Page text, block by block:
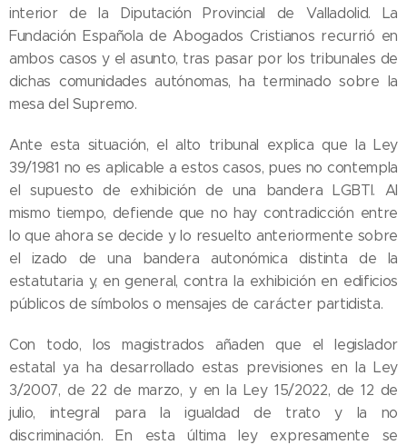
interior de la Diputación Provincial de Valladolid. La
Fundación Española de Abogados Cristianos recurrió en
ambos casos y el asunto, tras pasar por los tribunales de
dichas comunidades autónomas, ha terminado sobre la
mesa del Supremo.
Ante esta situación, el alto tribunal explica que la Ley
39/1981 no es aplicable a estos casos, pues no contempla
el supuesto de exhibición de una bandera LGBTI. Al
mismo tiempo, defiende que no hay contradicción entre
lo que ahora se decide y lo resuelto anteriormente sobre
el izado de una bandera autonómica distinta de la
estatutaria y, en general, contra la exhibición en edificios
públicos de símbolos o mensajes de carácter partidista.
Con todo, los magistrados añaden que el legislador
estatal ya ha desarrollado estas previsiones en la Ley
3/2007, de 22 de marzo, y en la Ley 15/2022, de 12 de
julio, integral para la igualdad de trato y la no
discriminación. En esta última ley expresamente se